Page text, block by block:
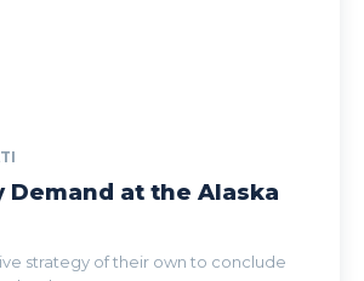
Demand at the Alaska
strategy of their own to conclude